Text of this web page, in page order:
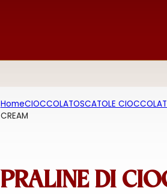
HomeCIOCCOLATOSCATOLE
CREAM
PRALINE DI